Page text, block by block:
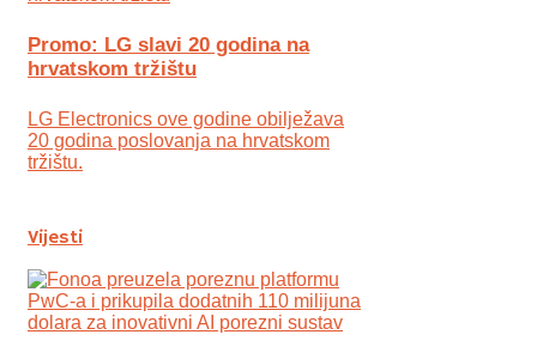
Promo: LG slavi 20 godina na
hrvatskom tržištu
LG Electronics ove godine obilježava
20 godina poslovanja na hrvatskom
tržištu.
Vijesti